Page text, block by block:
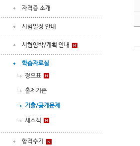
자격증 소개
시험일정 안내
시험임박/계획 안내
학습자료실
정오표
출제기준
기출/공개문제
새소식
합격수기